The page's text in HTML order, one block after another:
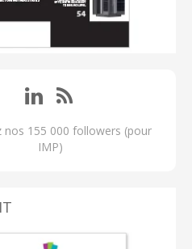
nos 155 000 followers (pour
IMP)